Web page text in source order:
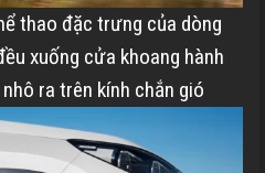
thao đặc trưng của dòng
xuống cửa khoang hành
ra trên kính chắn gió